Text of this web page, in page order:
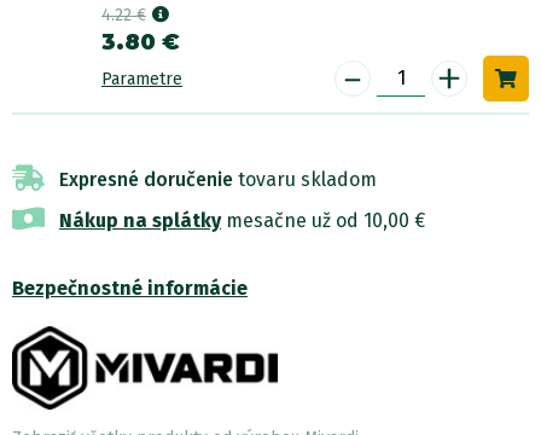
4.22 €
3.80 €
Parametre - +
Expresné doručenie tovaru skladom
Nákup na splátkymesačne už od 10,00 €
Bezpečnostné informácie